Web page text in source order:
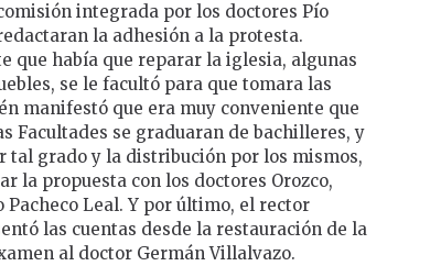
integrada por los doctores Pío
la adhesión a la protesta.
que había que reparar la iglesia, algunas
se le facultó para que tomara las
manifestó que era muy conveniente que
Facultades se graduaran de bachilleres, y
tal grado y la distribución por los mismos,
la propuesta con los doctores Orozco,
Leal. Y por último, el rector
las cuentas desde la restauración de la
al doctor Germán Villalvazo.